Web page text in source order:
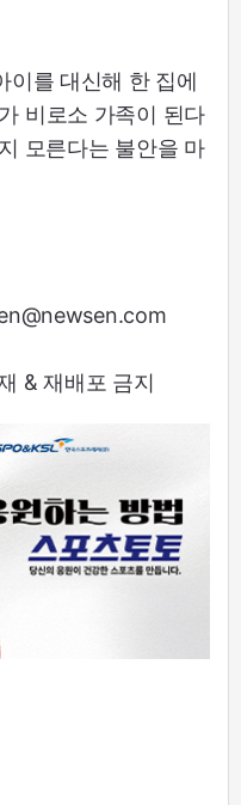
이를 대신해 한 집에
비로소 가족이 된다
모른다는 불안을 마
& 재배포 금지